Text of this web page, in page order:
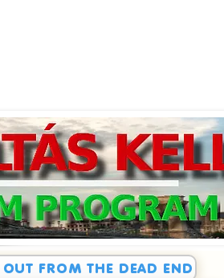
FROM THE DEAD END